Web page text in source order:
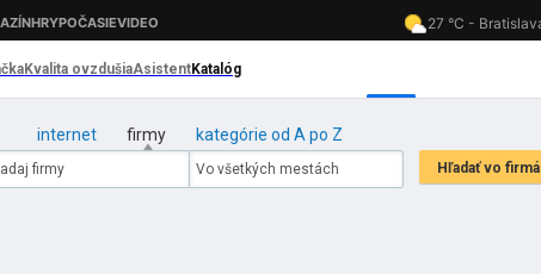
internet firmy kategórie od A po Z